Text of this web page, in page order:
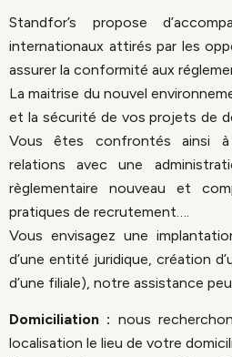
Standfor’s propose
internationaux attirés par les
assurer la conformité aux
La maitrise du nouvel
et la sécurité de vos projets de
Vous êtes confrontés ainsi à
relations avec une
règlementaire nouveau et
pratiques de recrutement….
Vous envisagez une
d’une entité juridique, création
d’une filiale), notre assistance
Domiciliation : nous
localisation le lieu de votre